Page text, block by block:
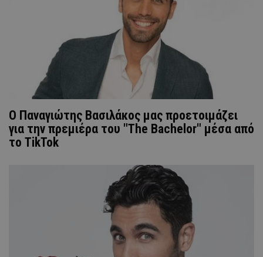
O Παναγιώτης Βασιλάκος μας προετοιμάζει
για την πρεμιέρα του "The Bachelor" μέσα από
το TikTok